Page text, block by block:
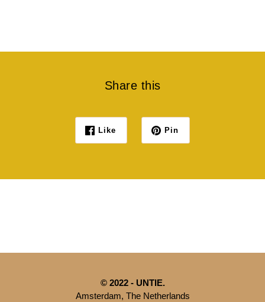
Share this
Like Pin
© 2022 - UNTIE.
Amsterdam, The Netherlands